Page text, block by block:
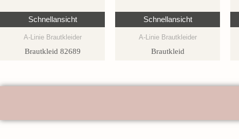
Schnellansicht
A-Linie Brautkleider
Brautkleid 82689
Schnellansicht
A-Linie Brautkleider
Brautkleid